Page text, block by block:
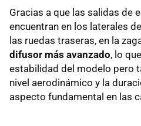
Gracias a que las salidas de
encuentran en los laterales
las ruedas traseras, en la
difusor más avanzado, lo
estabilidad del modelo pero
nivel aerodinámico y la
aspecto fundamental en las